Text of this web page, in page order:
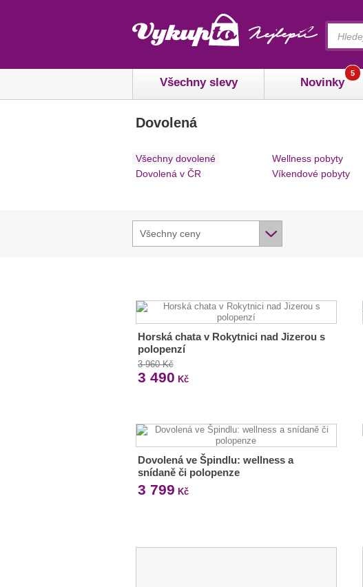
Všechny slevy Novinky
5
Dovolená
Všechny dovolené
Dovolená v ČR
Wellness pobyty
Víkendové pobyty
Všechny ceny
Horská chata v Rokytnici nad Jizerou s
polopenzí
3 960 Kč
3 490 Kč
Dovolená ve Špindlu: wellness a
snídaně či polopenze
3 799 Kč